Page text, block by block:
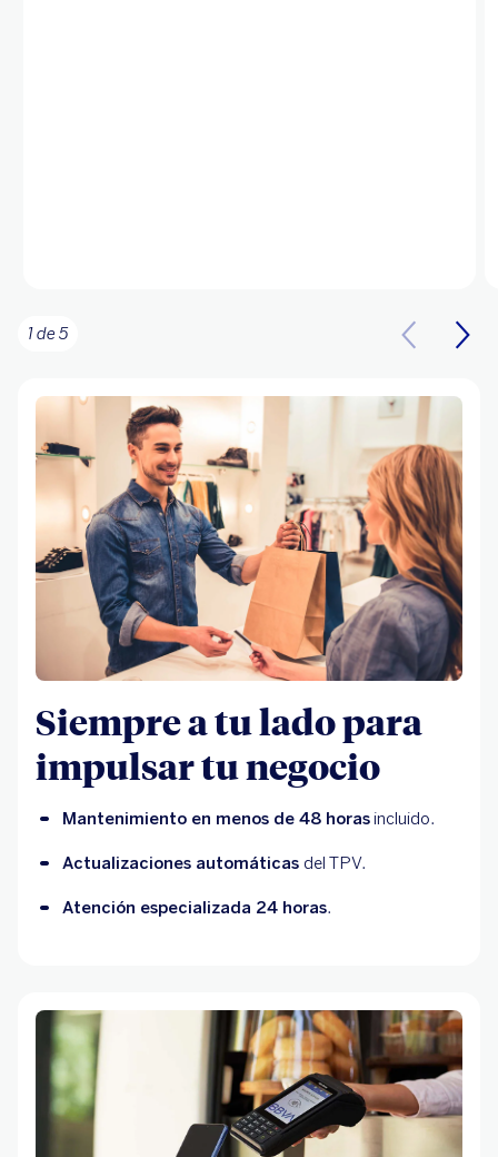
1 de 5
Siempre a tu lado para
impulsar tu negocio
Mantenimiento en menos de 48 horas incluido.
Actualizaciones automáticas del TPV.
Atención especializada 24 horas.